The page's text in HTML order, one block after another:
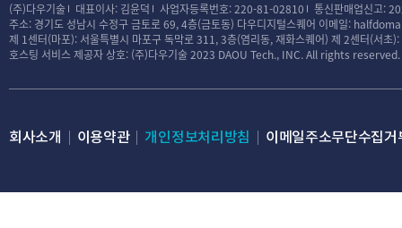
(주)다우기술 대표이사: 김윤덕 사업자등록번호: 220-81-02810
통신판매업신고:
주소: 경기도 성남시 수정구 금토로 69, 4층(금토동) 다우디지털스퀘어 이메일:
제 1센터(마포): 서울특별시 마포구 독막로 311, 3층(염리동, 재화스퀘어) 제 2센터(서초
호스팅 서비스 제공자 상호: (주)다우기술2023 DAOU Tech., INC. All rights reserved.
회사소개 이용약관 개인정보처리방침 이메일주소무단수집거